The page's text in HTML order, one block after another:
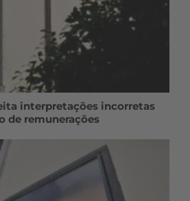
interpretações incorretas
de remunerações